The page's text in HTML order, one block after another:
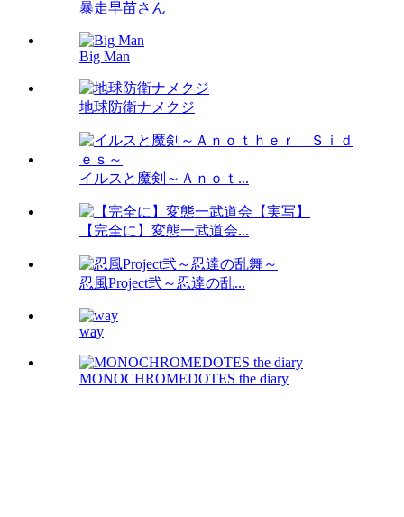
暴走早苗さん
Big Man
地球防衛ナメクジ
イルスと魔剣～Ａｎｏｔ...
【完全に】変態一武道会...
忍風Project弐～忍達の乱...
way
MONOCHROMEDOTES the diary